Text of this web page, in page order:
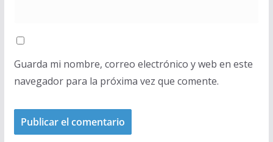
Guarda mi nombre, correo electrónico y web en este
navegador para la próxima vez que comente.